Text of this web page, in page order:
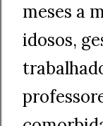
meses a
idosos,